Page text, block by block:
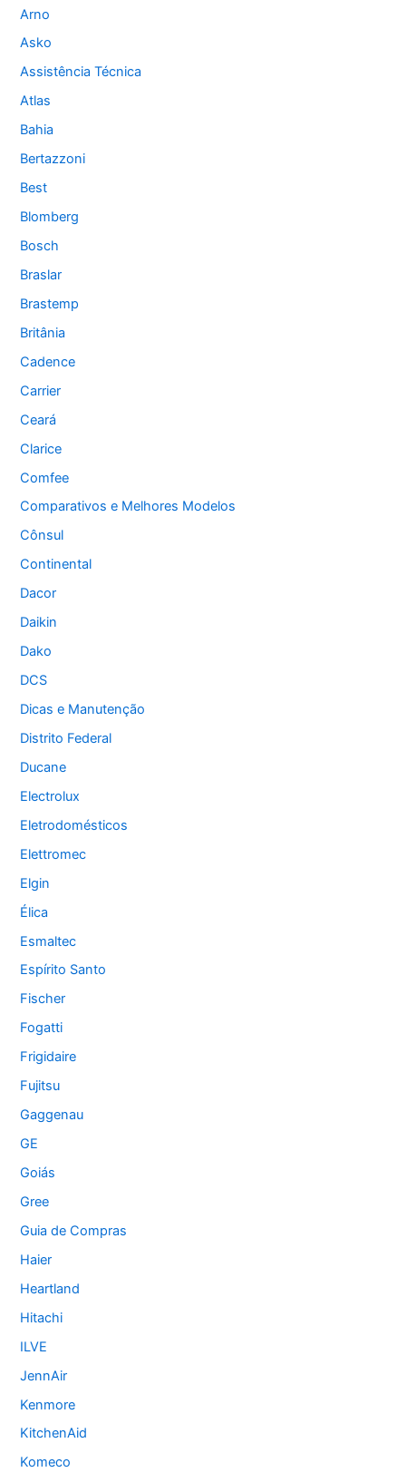
Arno
Asko
Assistência Técnica
Atlas
Bahia
Bertazzoni
Best
Blomberg
Bosch
Braslar
Brastemp
Britânia
Cadence
Carrier
Ceará
Clarice
Comfee
Comparativos e Melhores Modelos
Cônsul
Continental
Dacor
Daikin
Dako
DCS
Dicas e Manutenção
Distrito Federal
Ducane
Electrolux
Eletrodomésticos
Elettromec
Elgin
Élica
Esmaltec
Espírito Santo
Fischer
Fogatti
Frigidaire
Fujitsu
Gaggenau
GE
Goiás
Gree
Guia de Compras
Haier
Heartland
Hitachi
ILVE
JennAir
Kenmore
KitchenAid
Komeco